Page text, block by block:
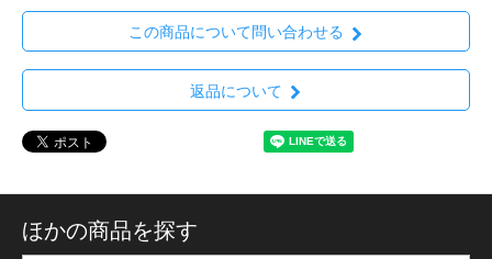
この商品について問い合わせる
返品について
ほかの商品を探す